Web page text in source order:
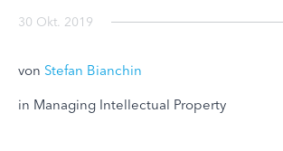
30 Okt. 2019
von Stefan Bianchin
in Managing Intellectual Property